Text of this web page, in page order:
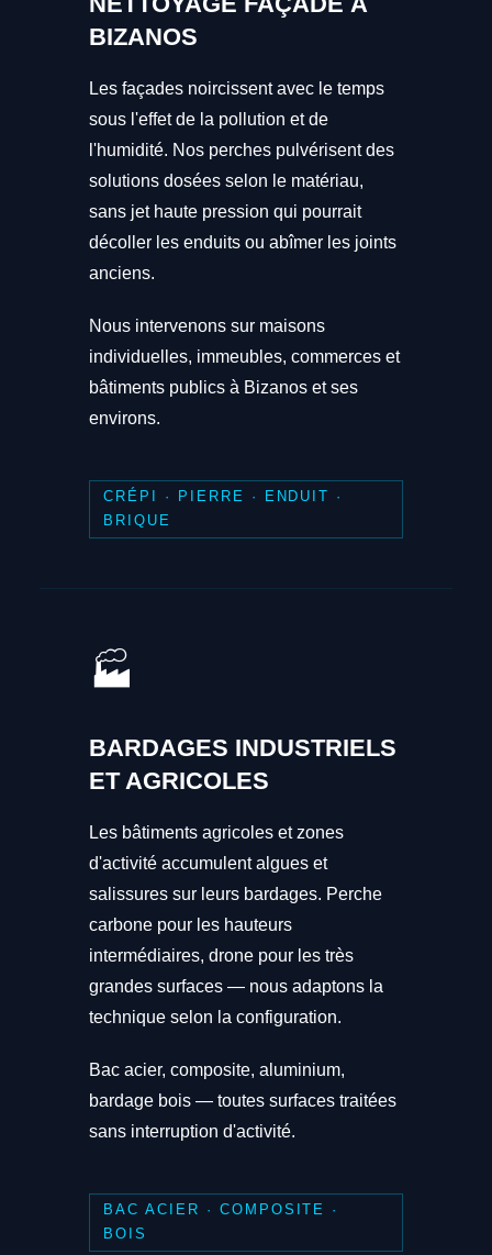
BIZANOS
Les façades noircissent avec le temps
sous l'effet de la pollution et de
l'humidité. Nos perches pulvérisent des
solutions dosées selon le matériau,
sans jet haute pression qui pourrait
décoller les enduits ou abîmer les joints
anciens.
Nous intervenons sur maisons
individuelles, immeubles, commerces et
bâtiments publics à Bizanos et ses
environs.
CRÉPI · PIERRE · ENDUIT ·
BRIQUE
🏭
BARDAGES INDUSTRIELS
ET AGRICOLES
Les bâtiments agricoles et zones
d'activité accumulent algues et
salissures sur leurs bardages. Perche
carbone pour les hauteurs
intermédiaires, drone pour les très
grandes surfaces — nous adaptons la
technique selon la configuration.
Bac acier, composite, aluminium,
bardage bois — toutes surfaces traitées
sans interruption d'activité.
BAC ACIER · COMPOSITE ·
BOIS